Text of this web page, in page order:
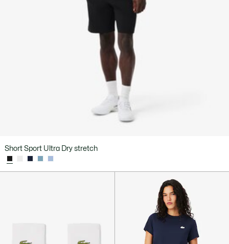
Short Sport Ultra Dry stretch